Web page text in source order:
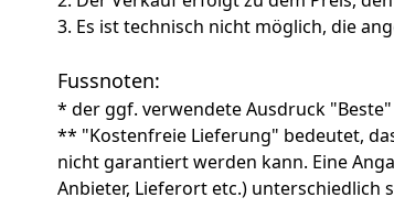
3. Es ist technisch nicht möglich, die
Fussnoten:
* der ggf. verwendete Ausdruck
** "Kostenfreie Lieferung" bedeutet,
nicht garantiert werden kann. Eine
Anbieter, Lieferort etc.) unterschiedlich